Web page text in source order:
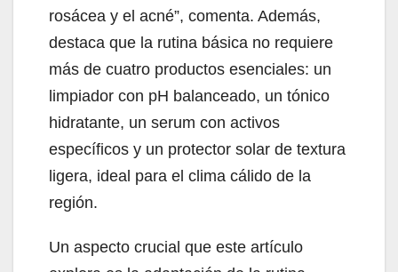
rosácea y el acné”, comenta. Además,
destaca que la rutina básica no requiere
más de cuatro productos esenciales: un
limpiador con pH balanceado, un tónico
hidratante, un serum con activos
específicos y un protector solar de textura
ligera, ideal para el clima cálido de la
región.
Un aspecto crucial que este artículo